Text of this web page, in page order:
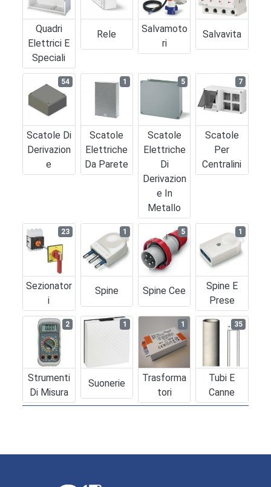
Quadri
Elettrici E
Speciali
Rele
Salvamoto
Ri
Salvavita
Scatole Di
Derivazion
E
54
Scatole
Elettriche
Da Parete
1
Scatole
Elettriche
Di
Derivazion
E In
Metallo
5
Scatole
Per
Centralini
7
Sezionator
I
23
Spine
1
Spine Cee
5
Spine E
Prese
1
Strumenti
Di Misura
2
Suonerie
1
Trasforma
Tori
1
Tubi E
Canne
35